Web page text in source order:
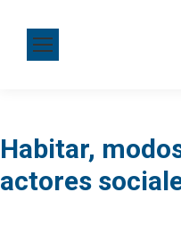
Habitar,
actores